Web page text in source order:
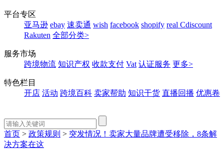
平台专区
亚马逊 ebay 速卖通 wish facebook shopify real Cdiscount
Rakuten 全部分类>
服务市场
跨境物流 知识产权 收款支付 Vat 认证服务 更多>
特色栏目
开店 活动 跨境百科 卖家帮助 知识干货 直播回播 优惠卷
首页 > 政策规则 > 突发情况！卖家大量品牌遭受移除，8条解
决方案在这